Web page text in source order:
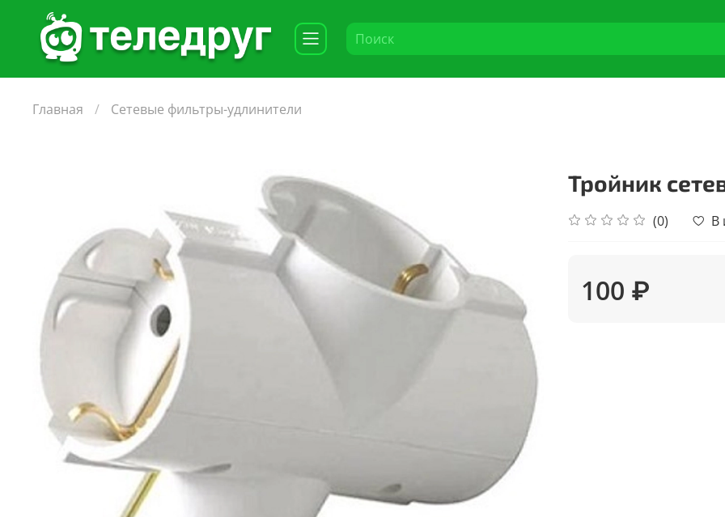
Главная Сетевые фильтры-удлинители
Тройник
(0) В
100 ₽